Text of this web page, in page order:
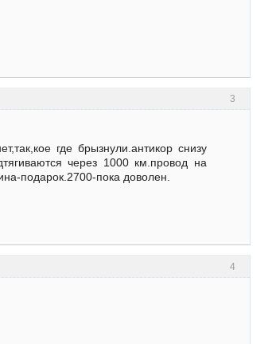
3
где брызнули.антикор снизу
через 1000 км.провод на
подарок.2700-пока доволен.
4